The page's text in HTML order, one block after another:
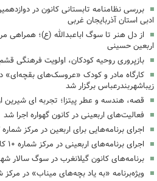
بررسی نظامنامه تابستانی کانون در
ادبی استان آذربایجان غربی
از دل هنر تا سوگ اباعبدالله (ع)؛ همراهی
اربعین حسینی
بازپروری روحیه کودکان، اولویت فرهنگی
کارگاه مادر و کودک «عروسک‌های بقچه‌ای»
زیباشهربندرعباس برگزار شد
قصه، هندسه و عطر پیتزا؛ تجربه ای شیرین
فعالیت‌های اربعینی در کانون گهواره اجرا شد
اجرای برنامه‌هایی برای اربعین در مرکز شماره ۳ کانون اسلام‌آباد غرب
اجرای برنامه‌های اربعینی در مرکز شماره ۱۰ کانون کرمانشاه
برنامه‌های کانون گیلانغرب در سوگ سالار
ویژه‌برنامه «به یاد بچه‌های میناب» در مرکز شماره ۱۱ کانون کرمانشاه